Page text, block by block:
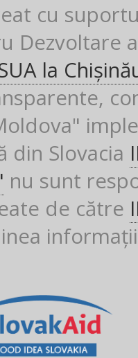
cu
Dezvoltare
la
din Slovacia
nu sunt
de către